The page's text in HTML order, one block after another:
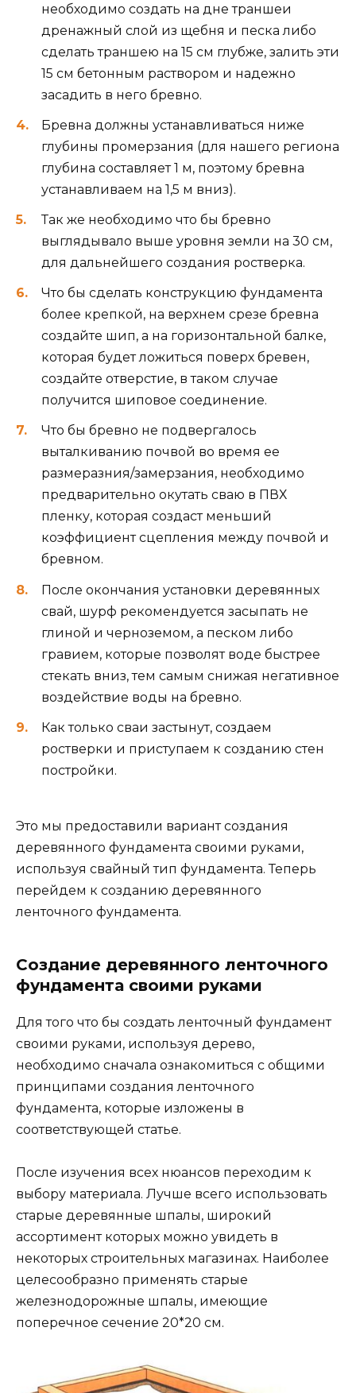
необходимо создать на дне траншеи
дренажный слой из щебня и песка либо
сделать траншею на 15 см глубже, залить эти
15 см бетонным раствором и надежно
засадить в него бревно.
Бревна должны устанавливаться ниже
глубины промерзания (для нашего региона
глубина составляет 1 м, поэтому бревна
устанавливаем на 1,5 м вниз).
Так же необходимо что бы бревно
выглядывало выше уровня земли на 30 см,
для дальнейшего создания ростверка.
Что бы сделать конструкцию фундамента
более крепкой, на верхнем срезе бревна
создайте шип, а на горизонтальной балке,
которая будет ложиться поверх бревен,
создайте отверстие, в таком случае
получится шиповое соединение.
Что бы бревно не подвергалось
выталкиванию почвой во время ее
размеразния/замерзания, необходимо
предварительно окутать сваю в ПВХ
пленку, которая создаст меньший
коэффициент сцепления между почвой и
бревном.
После окончания установки деревянных
свай, шурф рекомендуется засыпать не
глиной и черноземом, а песком либо
гравием, которые позволят воде быстрее
стекать вниз, тем самым снижая негативное
воздействие воды на бревно.
Как только сваи застынут, создаем
ростверки и приступаем к созданию стен
постройки.
Это мы предоставили вариант создания
деревянного фундамента своими руками,
используя свайный тип фундамента. Теперь
перейдем к созданию деревянного
ленточного фундамента.
Создание деревянного ленточного
фундамента своими руками
Для того что бы создать ленточный фундамент
своими руками, используя дерево,
необходимо сначала ознакомиться с общими
принципами создания ленточного
фундамента, которые изложены в
соответствующей статье.
После изучения всех нюансов переходим к
выбору материала. Лучше всего использовать
старые деревянные шпалы, широкий
ассортимент которых можно увидеть в
некоторых строительных магазинах. Наиболее
целесообразно применять старые
железнодорожные шпалы, имеющие
поперечное сечение 20*20 см.